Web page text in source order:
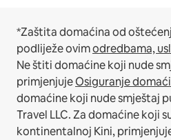
*Zaštita domaćina od
podliježe ovimodredbama,
Ne štiti domaćine koji nude
primjenjujeOsiguranje
domaćine koji nude smještaj
Travel LLC.Za domaćine koji
kontinentalnoj Kini,